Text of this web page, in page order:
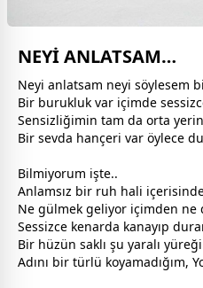
NEYİ ANLATSAM…
Neyi anlatsam neyi söylesem
Bir burukluk var içimde
Sensizliğimin tam da orta
Bir sevda hançeri var öylece
Bilmiyorum işte..
Anlamsız bir ruh hali
Ne gülmek geliyor içimden ne
Sessizce kenarda kanayıp
Bir hüzün saklı şu yaralı
Adını bir türlü koyamadığım,